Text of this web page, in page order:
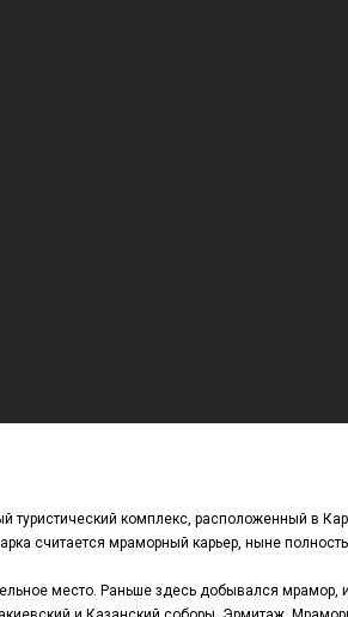
туристический комплекс, расположенный в
считается мраморный карьер, ныне
место. Раньше здесь добывался мрамор,